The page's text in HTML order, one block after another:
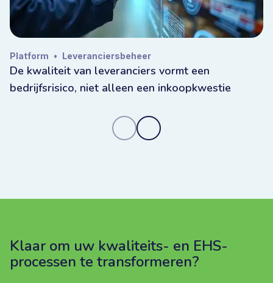
Platform • Leveranciersbeheer
De kwaliteit van leveranciers vormt een
bedrijfsrisico, niet alleen een inkoopkwestie
Klaar om uw kwaliteits- en EHS-
processen te transformeren?